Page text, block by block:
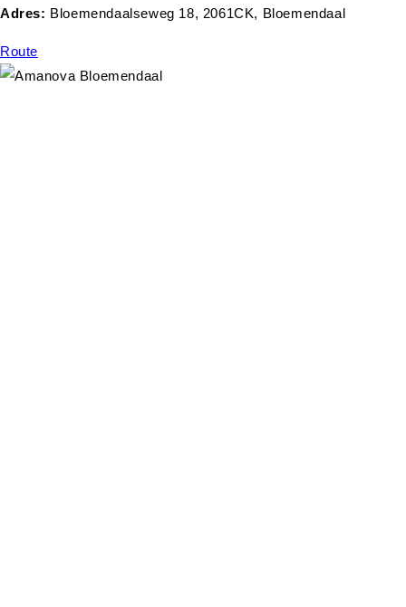
Adres: Bloemendaalseweg 18, 2061CK, Bloemendaal
Route